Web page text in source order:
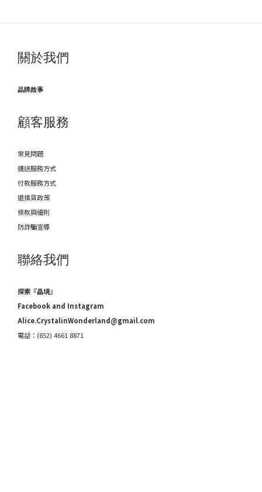
關於我們
品牌故事
顧客服務
常見問題
運送服務方式
付款服務方式
退換貨政策
條款與細則
防詐騙宣導
聯絡我們
探索『晶境』
Facebook and Instagram
Alice.CrystalinWonderland@gmail.com
電話：(852) 4661 8871